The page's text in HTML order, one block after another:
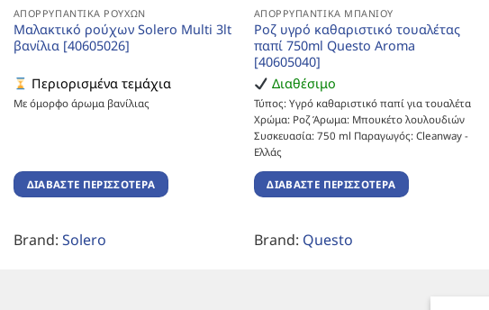
ΑΠΟΡΡΥΠΑΝΤΙΚΆ ΡΟΎΧΩΝ
Μαλακτικό ρούχων Solero Multi 3lt
βανίλια [40605026]
Περιορισμένα τεμάχια
Με όμορφο άρωμα βανίλιας
ΔΙΑΒΆΣΤΕ ΠΕΡΙΣΣΌΤΕΡΑ
Brand: Solero
ΑΠΟΡΡΥΠΑΝΤΙΚΆ ΜΠΆΝΙΟΥ
Ροζ υγρό καθαριστικό τουαλέτας
παπί 750ml Questo Aroma
[40605040]
Διαθέσιμο
Τύπος: Υγρό καθαριστικό παπί για τουαλέτα
Χρώμα: Ροζ Άρωμα: Μπουκέτο λουλουδιών
Συσκευασία: 750 ml Παραγωγός: Cleanway -
Ελλάς
ΔΙΑΒΆΣΤΕ ΠΕΡΙΣΣΌΤΕΡΑ
Brand: Questo